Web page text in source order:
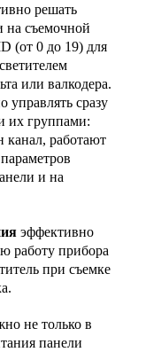
решать
на съемочной
(от 0 до 19) для
или валкодера.
управлять сразу
их группами:
канал, работают
и на
эффективно
работу прибора
при съемке
не только в
панели